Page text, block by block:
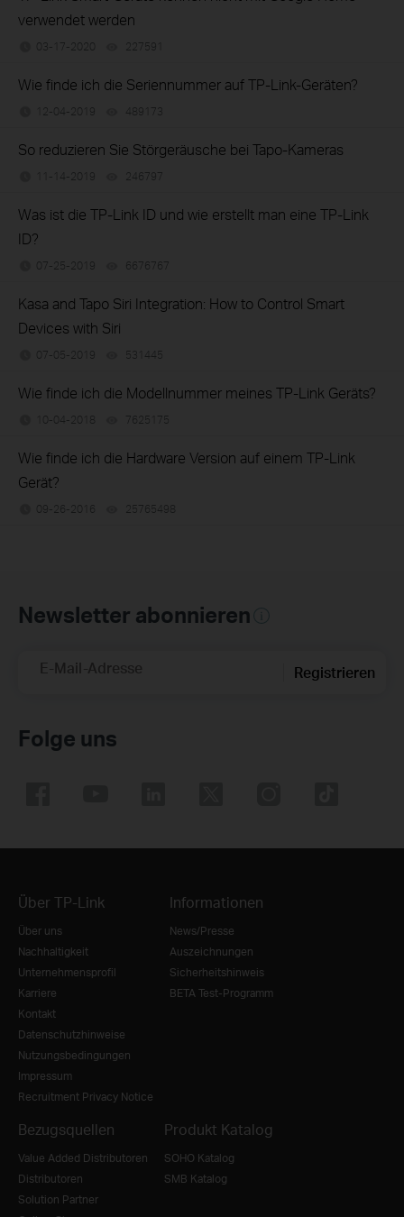
verwendet werden
03-17-2020 227591
Wie finde ich die Seriennummer auf TP-Link-Geräten?
12-04-2019 489173
So reduzieren Sie Störgeräusche bei Tapo-Kameras
11-14-2019 246797
Was ist die TP-Link ID und wie erstellt man eine TP-Link
ID?
07-25-2019 6676767
Kasa and Tapo Siri Integration: How to Control Smart
Devices with Siri
07-05-2019 531445
Wie finde ich die Modellnummer meines TP-Link Geräts?
10-04-2018 7625175
Wie finde ich die Hardware Version auf einem TP-Link
Gerät?
09-26-2016 25765498
Newsletter abonnieren
E-Mail-Adresse Registrieren
Folge uns
Über TP-Link
Über uns
Nachhaltigkeit
Unternehmensprofil
Karriere
Kontakt
Datenschutzhinweise
Nutzungsbedingungen
Impressum
Recruitment Privacy Notice
Informationen
News/Presse
Auszeichnungen
Sicherheitshinweis
BETA Test-Programm
Bezugsquellen
Value Added Distributoren
Distributoren
Solution Partner
Produkt Katalog
SOHO Katalog
SMB Katalog